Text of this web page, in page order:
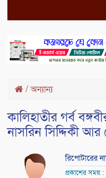
/অন্যান্য
কালিহাতীর গর্ব
নাসরিন সিদ্দিকী আর
রিপোটারের
প্রকাশের সময়